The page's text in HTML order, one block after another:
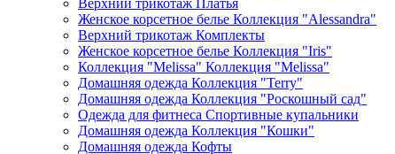
Верхний трикотаж Платья
Женское корсетное белье Коллекция "Alessandra"
Верхний трикотаж Комплекты
Женское корсетное белье Коллекция "Iris"
Коллекция "Melissa" Коллекция "Melissa"
Домашняя одежда Коллекция "Terry"
Домашняя одежда Коллекция "Роскошный сад"
Одежда для фитнеса Спортивные купальники
Домашняя одежда Коллекция "Кошки"
Домашняя одежда Кофты